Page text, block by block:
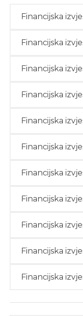
Financijska
Financijska
Financijska
Financijska
Financijska
Financijska
Financijska
Financijska
Financijska
Financijska
Financijska